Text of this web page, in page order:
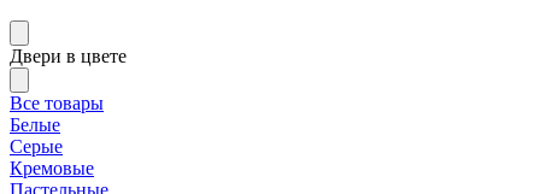
Двери в цвете
Все товары
Белые
Серые
Кремовые
Пастельные